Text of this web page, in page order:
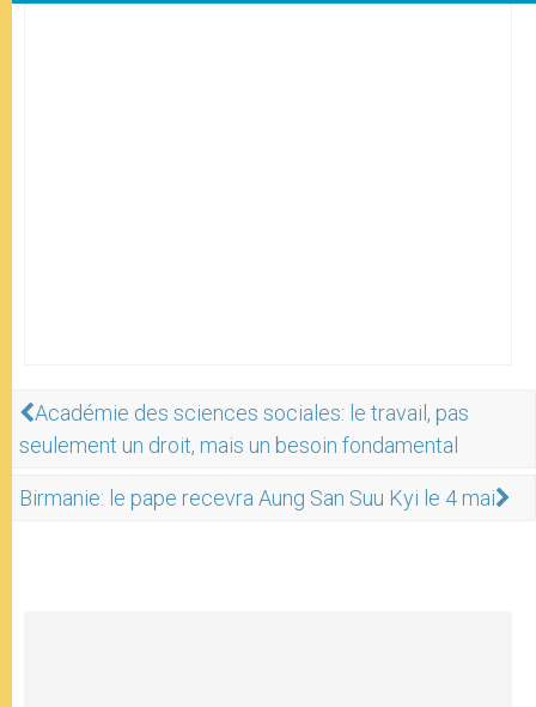
Académie des sciences sociales: le travail, pas
seulement un droit, mais un besoin fondamental
Birmanie: le pape recevra Aung San Suu Kyi le 4 mai